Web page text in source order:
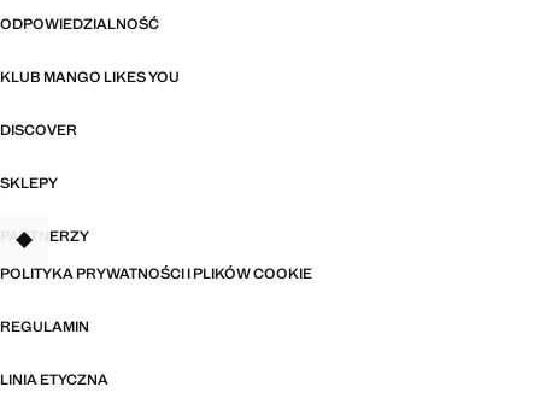
ODPOWIEDZIALNOŚĆ
KLUB MANGO LIKES YOU
DISCOVER
SKLEPY
PARTNERZY
POLITYKA PRYWATNOŚCI I PLIKÓW COOKIE
REGULAMIN
LINIA ETYCZNA